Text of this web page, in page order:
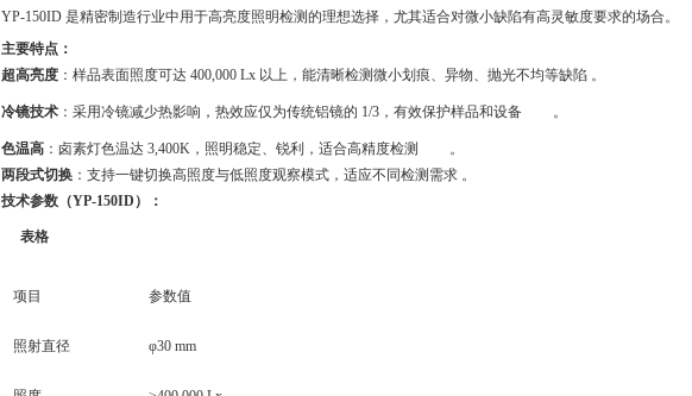
YP-150ID 是精密制造行业中用于高亮度照明检测的理想选择，尤其适合对微小缺陷有高灵敏度要求的场合。
主要特点：
超高亮度：样品表面照度可达 400,000 Lx 以上，能清晰检测微小划痕、异物、抛光不均等缺陷 。
冷镜技术：采用冷镜减少热影响，热效应仅为传统铝镜的 1/3，有效保护样品和设备 。
色温高：卤素灯色温达 3,400K，照明稳定、锐利，适合高精度检测
。
两段式切换：支持一键切换高照度与低照度观察模式，适应不同检测需求 。
技术参数（YP-150ID）：
表格
项目 参数值
照射直径 φ30 mm